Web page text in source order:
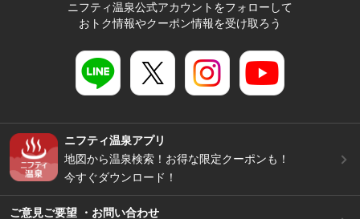
ニフティ温泉公式アカウントをフォローして
おトク情報やクーポン情報を受け取ろう
ニフティ温泉アプリ
地図から温泉検索！お得な限定クーポンも！
今すぐダウンロード！
ご意見ご要望 ・お問い合わせ